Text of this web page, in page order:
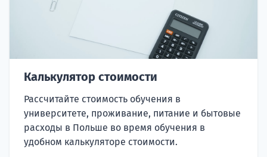
Калькулятор стоимости
Рассчитайте стоимость обучения в
университете, проживание, питание и бытовые
расходы в Польше во время обучения в
удобном калькуляторе стоимости.